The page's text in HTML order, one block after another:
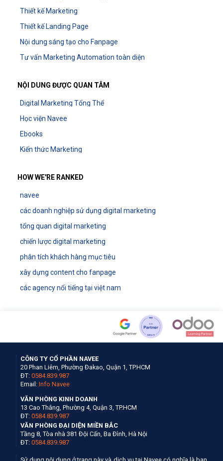
Thiết kế Marketing
Thiết kế Landing Page
Nội dung sáng tạo cho Fanpage
Tư vấn Marketing Automation toàn diện
NỘI DUNG ĐƯỢC QUAN TÂM
Digital Marketing Tổng Thể
Học viện Navee
Ebooks
Kiến thức Marketing
HOW WE'RE RANKED
navee
các doanh nghiệp sử dụng digital marketing
tổng quan digital marketing
chiến lược digital marketing
phân tích khách hàng mục tiêu
xây dựng content cho fanpage
các agency nổi tiếng tại việt nam
CÔNG TY CỔ PHẦN NAVEE
20 Phan Liêm, Phường Đakao, Quận 1, TP.HCM
ĐT: 0584.839.987
Email: Info Navee
VĂN PHÒNG KINH DOANH
13 Cao Thắng, Phường 4, Quận 3, TP.HCM
ĐT: 0584.839.987
VĂN PHÒNG ĐẠI DIỆN MIỀN BẮC
Tầng 8, Tòa nhà 381 Đội Cấn, Ba Đình, Hà Nội
ĐT: 0584.839.987